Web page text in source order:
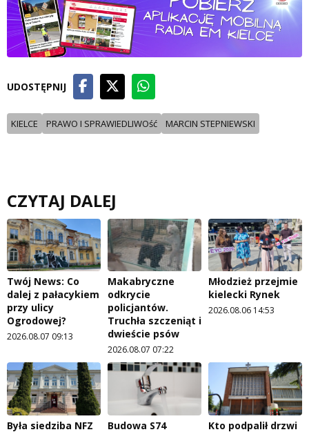
UDOSTĘPNIJ
KIELCE PRAWO I SPRAWIEDLIWOść MARCIN STEPNIEWSKI
CZYTAJ DALEJ
Twój News: Co
dalej z pałacykiem
przy ulicy
Ogrodowej?
2026.08.07 09:13
Makabryczne
odkrycie
policjantów.
Truchła szczeniąt i
dwieście psów
2026.08.07 07:22
Młodzież przejmie
kielecki Rynek
2026.08.06 14:53
Była siedziba NFZ
Budowa S74
Kto podpalił drzwi